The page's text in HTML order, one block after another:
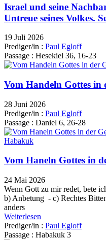
Israel und seine
Untreue seines Volkes.
19 Juli 2026
Prediger/in : Paul Egloff
Passage : Hesekiel 36, 16-23
Vom Handeln Gottes in
28 Juni 2026
Prediger/in : Paul Egloff
Passage : Daniel 6, 26-28
Habakuk
Vom Haneln Gottes in
24 Mai 2026
Wenn Gott zu mir redet, bete
b) Anbetung - c) Rechtes
anders
Weiterlesen
Prediger/in : Paul Egloff
Passage : Habakuk 3